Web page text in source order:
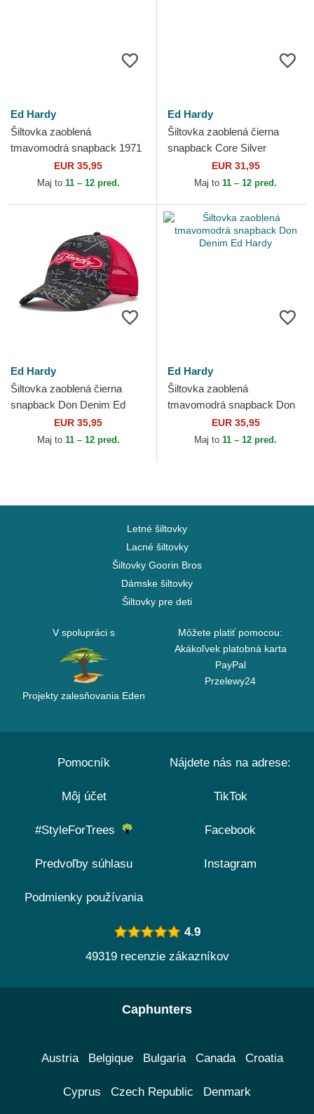
Ed Hardy
Šiltovka zaoblená
tmavomodrá snapback 1971
EUR 35,95
Maj to 11 – 12 pred.
Ed Hardy
Šiltovka zaoblená čierna
snapback Core Silver
Diamante Velour Ed Hardy
EUR 31,95
Maj to 11 – 12 pred.
Ed Hardy
Šiltovka zaoblená čierna
snapback Don Denim Ed
EUR 35,95
Maj to 11 – 12 pred.
Ed Hardy
Šiltovka zaoblená
tmavomodrá snapback Don
Denim Ed Hardy
EUR 35,95
Maj to 11 – 12 pred.
Letné šiltovky
Lacné šiltovky
Šiltovky Goorin Bros
Dámske šiltovky
Šiltovky pre deti
V spolupráci s
Projekty zalesňovania Eden
Môžete platiť pomocou:
Akákoľvek platobná karta
PayPal
Przelewy24
Pomocník
Môj účet
#StyleForTrees
Predvoľby súhlasu
Podmienky používania
Nájdete nás na adrese:
TikTok
Facebook
Instagram
4.9
49319 recenzie zákazníkov
Caphunters
Austria Belgique Bulgaria Canada Croatia
Cyprus Czech Republic Denmark